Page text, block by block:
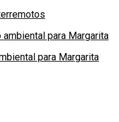
para Margarita